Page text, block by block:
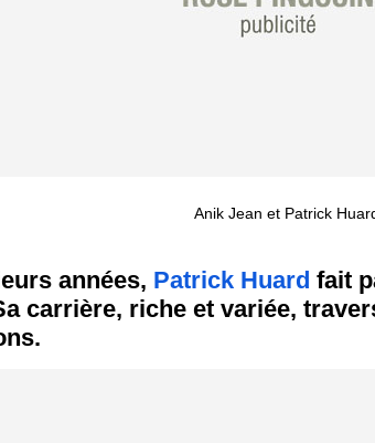
années, Patrick Huard fait
carrière, riche et variée,